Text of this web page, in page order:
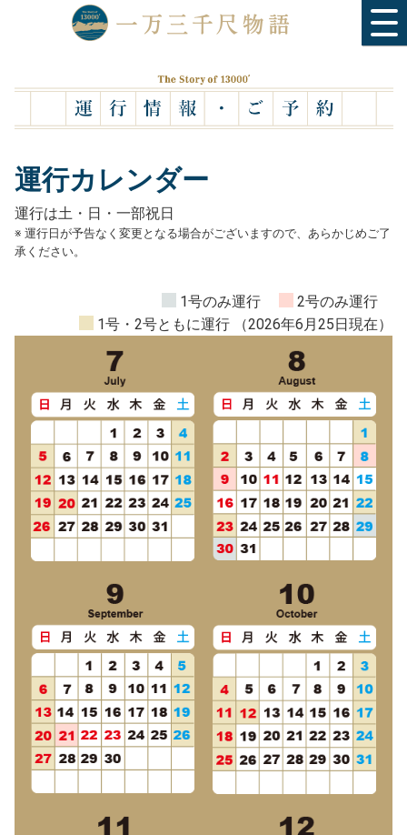
運行カレンダー
運行は土・日・一部祝日
※ 運行日が予告なく変更となる場合がございますので、あらかじめご了
承ください。
1号のみ運行
2号のみ運行
1号・2号ともに運行
（2026年6月25日現在）